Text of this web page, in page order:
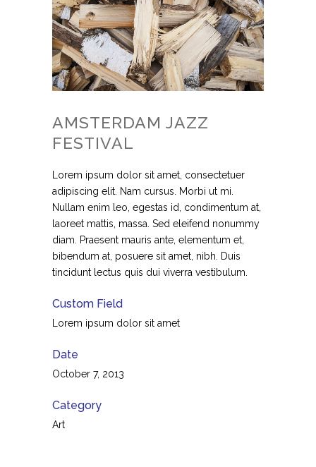
AMSTERDAM JAZZ
FESTIVAL
Lorem ipsum dolor sit amet, consectetuer
adipiscing elit. Nam cursus. Morbi ut mi.
Nullam enim leo, egestas id, condimentum at,
laoreet mattis, massa. Sed eleifend nonummy
diam. Praesent mauris ante, elementum et,
bibendum at, posuere sit amet, nibh. Duis
tincidunt lectus quis dui viverra vestibulum.
Custom Field
Lorem ipsum dolor sit amet
Date
October 7, 2013
Category
Art